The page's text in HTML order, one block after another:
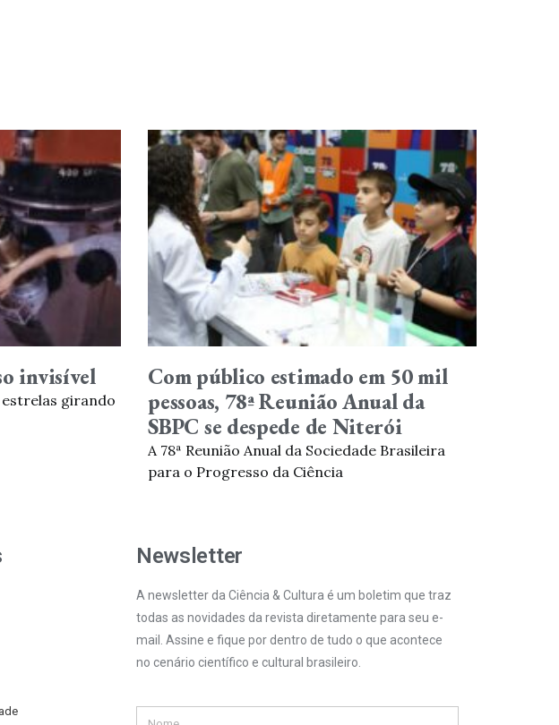
invisível
girando
Com público estimado em 50 mil
pessoas, 78ª Reunião Anual da
SBPC se despede de Niterói
A 78ª Reunião Anual da Sociedade Brasileira
para o Progresso da Ciência
Newsletter
A newsletter da Ciência & Cultura é um boletim que traz
todas as novidades da revista diretamente para seu e-
mail. Assine e fique por dentro de tudo o que acontece
no cenário científico e cultural brasileiro.